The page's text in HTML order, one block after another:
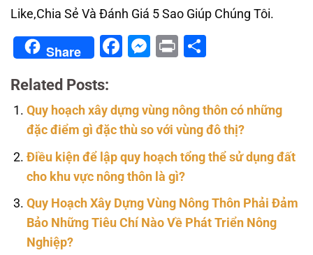
Like,Chia Sẻ Và Đánh Giá 5 Sao Giúp Chúng Tôi.
Share Facebook
Messenger
Print
Related Posts:
Quy hoạch xây dựng vùng nông thôn có những
đặc điểm gì đặc thù so với vùng đô thị?
Điều kiện để lập quy hoạch tổng thể sử dụng đất
cho khu vực nông thôn là gì?
Quy Hoạch Xây Dựng Vùng Nông Thôn Phải Đảm
Bảo Những Tiêu Chí Nào Về Phát Triển Nông
Nghiệp?